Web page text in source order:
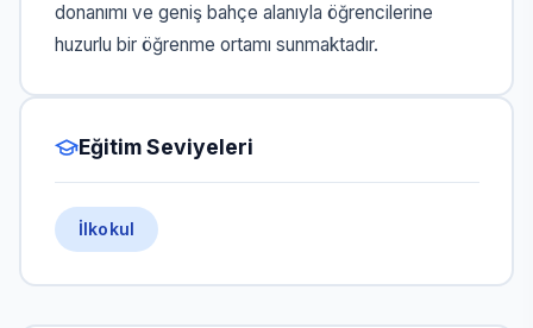
donanımı ve geniş bahçe alanıyla öğrencilerine
huzurlu bir öğrenme ortamı sunmaktadır.
Eğitim Seviyeleri
İlkokul